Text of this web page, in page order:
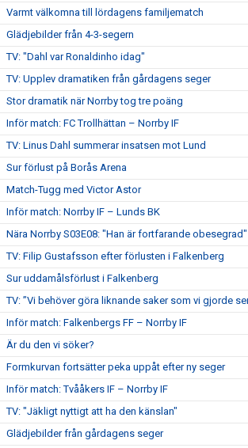
Varmt välkomna till lördagens familjematch
Glädjebilder från 4-3-segern
TV: "Dahl var Ronaldinho idag"
TV: Upplev dramatiken från gårdagens seger
Stor dramatik när Norrby tog tre poäng
Inför match: FC Trollhättan – Norrby IF
TV: Linus Dahl summerar insatsen mot Lund
Sur förlust på Borås Arena
Match-Tugg med Victor Astor
Inför match: Norrby IF – Lunds BK
Nära Norrby S03E08: "Han är fortfarande obesegrad"
TV: Filip Gustafsson efter förlusten i Falkenberg
Sur uddamålsförlust i Falkenberg
TV: ”Vi behöver göra liknande saker som vi gjorde
Inför match: Falkenbergs FF – Norrby IF
Är du den vi söker?
Formkurvan fortsätter peka uppåt efter ny seger
Inför match: Tvååkers IF – Norrby IF
TV: "Jäkligt nyttigt att ha den känslan"
Glädjebilder från gårdagens seger